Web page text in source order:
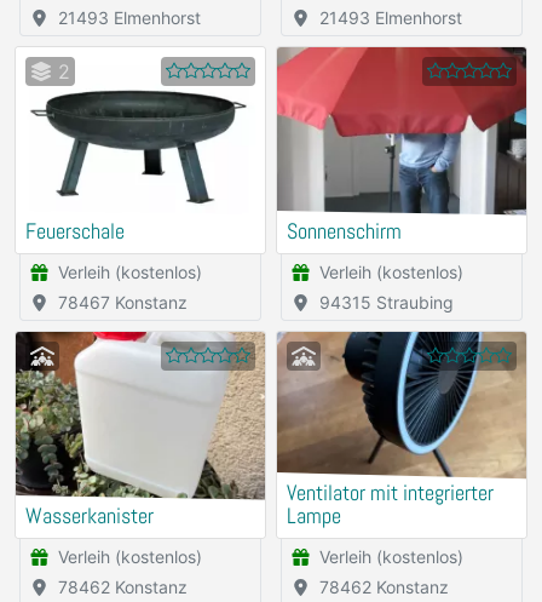
21493 Elmenhorst 21493 Elmenhorst
2
Feuerschale
Verleih (kostenlos)
78467 Konstanz
Sonnenschirm
Verleih (kostenlos)
94315 Straubing
Wasserkanister
Verleih (kostenlos)
78462 Konstanz
Ventilator mit integrierter
Lampe
Verleih (kostenlos)
78462 Konstanz